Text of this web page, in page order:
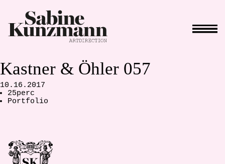
Kastner & Öhler 057
10.16.2017
25perc
Portfolio